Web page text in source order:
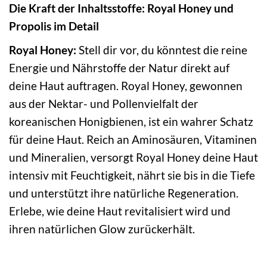
Die Kraft der Inhaltsstoffe: Royal Honey und
Propolis im Detail
Royal Honey: Stell dir vor, du könntest die reine
Energie und Nährstoffe der Natur direkt auf
deine Haut auftragen. Royal Honey, gewonnen
aus der Nektar- und Pollenvielfalt der
koreanischen Honigbienen, ist ein wahrer Schatz
für deine Haut. Reich an Aminosäuren, Vitaminen
und Mineralien, versorgt Royal Honey deine Haut
intensiv mit Feuchtigkeit, nährt sie bis in die Tiefe
und unterstützt ihre natürliche Regeneration.
Erlebe, wie deine Haut revitalisiert wird und
ihren natürlichen Glow zurückerhält.